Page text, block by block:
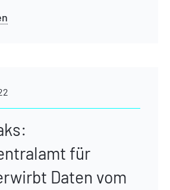
für
Daten vom